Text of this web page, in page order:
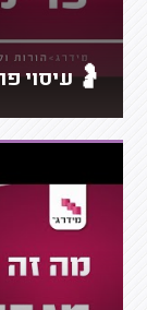
🤰 עיסוי